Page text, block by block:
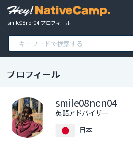
smile08non04 プロフィール
プロフィール
smile08non04
英語アドバイザー
日本